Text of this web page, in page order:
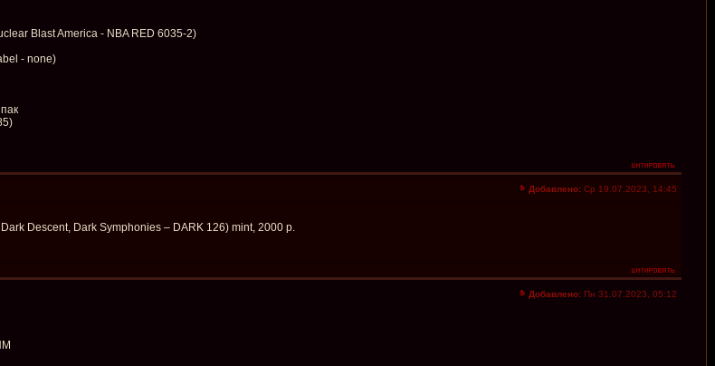
Blast America - NBA RED 6035-2)
- none)
Добавлено: Ср 19.07.2023, 14:45
Descent, Dark Symphonies – DARK 126) mint, 2000 р.
Добавлено: Пн 31.07.2023, 05:12